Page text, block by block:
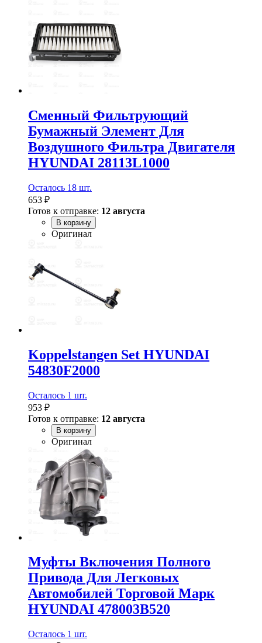
Сменный Фильтрующий
Бумажный Элемент Для
Воздушного Фильтра Двигателя
HYUNDAI 28113L1000
Осталось 18 шт.
653 ₽
Готов к отправке: 12 августа
В корзину
Оригинал
Koppelstangen Set HYUNDAI
54830F2000
Осталось 1 шт.
953 ₽
Готов к отправке: 12 августа
В корзину
Оригинал
Муфты Включения Полного
Привода Для Легковых
Автомобилей Торговой Марк
HYUNDAI 478003B520
Осталось 1 шт.